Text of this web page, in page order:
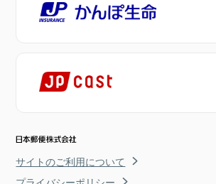
サイトのご利用について